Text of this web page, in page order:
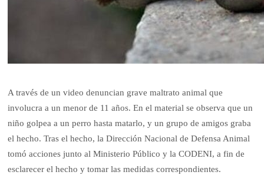
A través de un video denuncian grave maltrato animal que
involucra a un menor de 11 años. En el material se observa que un
niño golpea a un perro hasta matarlo, y un grupo de amigos graba
el hecho. Tras el hecho, la Dirección Nacional de Defensa Animal
tomó acciones junto al Ministerio Público y la CODENI, a fin de
esclarecer el hecho y tomar las medidas correspondientes.